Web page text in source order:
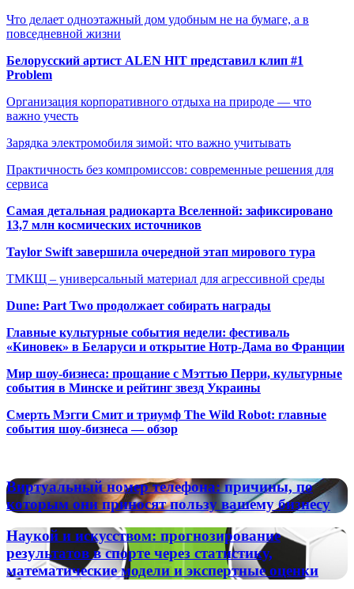
Что делает одноэтажный дом удобным не на бумаге, а в
повседневной жизни
Белорусский артист ALEN HIT представил клип #1
Problem
Организация корпоративного отдыха на природе — что
важно учесть
Зарядка электромобиля зимой: что важно учитывать
Практичность без компромиссов: современные решения для
сервиса
Самая детальная радиокарта Вселенной: зафиксировано
13,7 млн космических источников
Taylor Swift завершила очередной этап мирового тура
ТМКЩ – универсальный материал для агрессивной среды
Dune: Part Two продолжает собирать награды
Главные культурные события недели: фестиваль
«Киновек» в Беларуси и открытие Нотр-Дама во Франции
Мир шоу-бизнеса: прощание с Мэттью Перри, культурные
события в Минске и рейтинг звезд Украины
Смерть Мэгги Смит и триумф The Wild Robot: главные
события шоу-бизнеса — обзор
Виртуальный
номер
телефона:
причины,
по
которым
они
приносят
Виртуальный номер телефона: причины, по
которым они приносят пользу вашему бизнесу
Наукой
и
искусством:
прогнозирование
Наукой и искусством: прогнозирование
результатов в спорте через статистику,
математические модели и экспертные оценки